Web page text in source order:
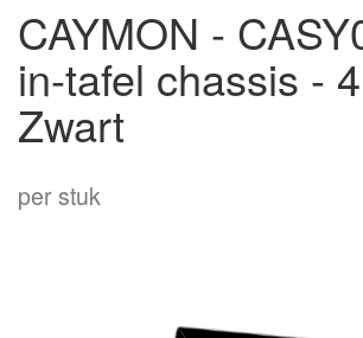
CAYMON -
in-tafel chassis -
Zwart
per stuk